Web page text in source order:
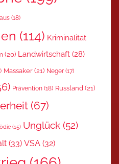
(18)
(114) Kriminalität
(20) Landwirtschaft (28)
Massaker (21) Neger (17)
Prävention (18) Russland (21)
(67)
(15) Unglück (52)
(33) VSA (32)